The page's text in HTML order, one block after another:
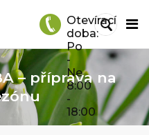
Otevírací
doba:
Po
-
Ne
8:00
-
18:00
– příprava na